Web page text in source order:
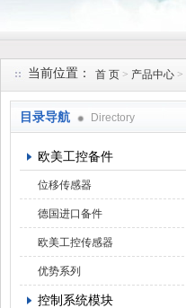
当前位置： 首 页 > 产品中心 >
目录导航 Directory
欧美工控备件
位移传感器
德国进口备件
欧美工控传感器
优势系列
控制系统模块